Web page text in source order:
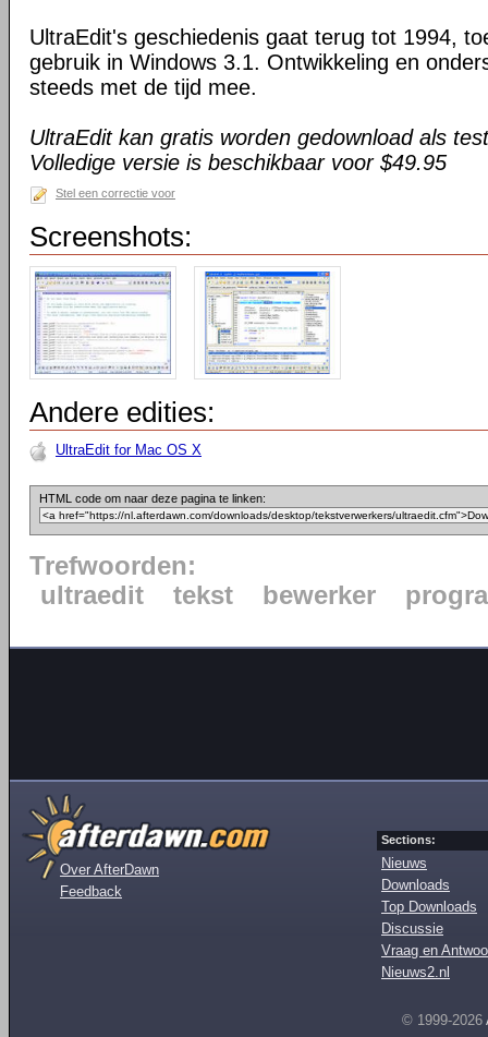
UltraEdit's geschiedenis gaat terug tot 1994,
gebruik in Windows 3.1. Ontwikkeling en
steeds met de tijd mee.
UltraEdit kan gratis worden gedownload als
Volledige versie is beschikbaar voor $49.95
Stel een correctie voor
Screenshots:
Andere edities:
UltraEdit for Mac OS X
HTML code om naar deze pagina te linken:
Trefwoorden:
ultraedit
tekst bewerker
Over AfterDawn
Feedback
Sections:
Nieuws
Downloads
Top Downloads
Discussie
Vraag en
Nieuws2.nl
© 1999-2026